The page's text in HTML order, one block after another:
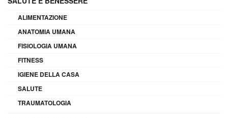
ALIMENTAZIONE
ANATOMIA UMANA
FISIOLOGIA UMANA
FITNESS
IGIENE DELLA CASA
SALUTE
TRAUMATOLOGIA